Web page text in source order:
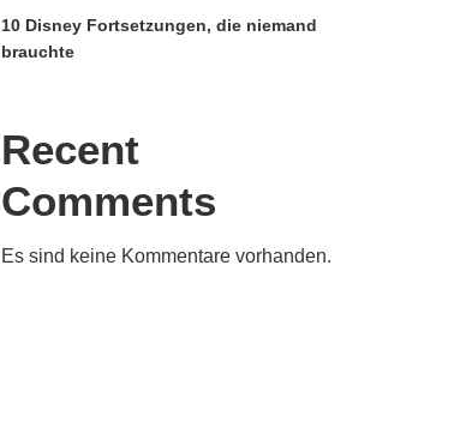
10 Disney Fortsetzungen, die niemand
brauchte
Recent
Comments
Es sind keine Kommentare vorhanden.